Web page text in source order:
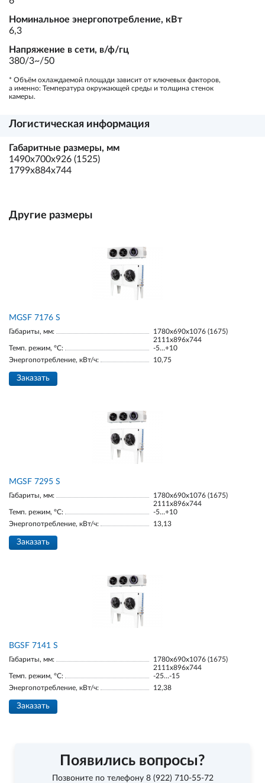
Номинальное энергопотребление, кВт
6,3
Напряжение в сети, в/ф/гц
380/3~/50
* Объём охлаждаемой площади зависит от ключевых факторов,
а именно: Температура окружающей среды и толщина стенок
камеры.
Логистическая информация
Габаритные размеры, мм
1490х700х926 (1525)
1799х884х744
Другие размеры
МGSF 7176 S
Габариты, мм:
1780х690х1076 (1675)
2111х896х744
Темп. режим, °С:
-5…+10
Энергопотребление, кВт/ч:
10,75
Заказать
МGSF 7295 S
Габариты, мм:
1780х690х1076 (1675)
2111х896х744
Темп. режим, °С:
-5…+10
Энергопотребление, кВт/ч:
13,13
Заказать
BGSF 7141 S
Габариты, мм:
1780х690х1076 (1675)
2111х896х744
Темп. режим, °С:
-25…-15
Энергопотребление, кВт/ч:
12,38
Заказать
Появились вопросы?
Позвоните по телефону 8 (922) 710-55-72